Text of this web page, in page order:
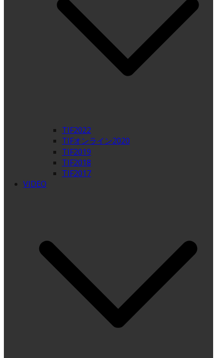
TIF2022
TIFオンライン2020
TIF2019
TIF2018
TIF2017
VIDEO